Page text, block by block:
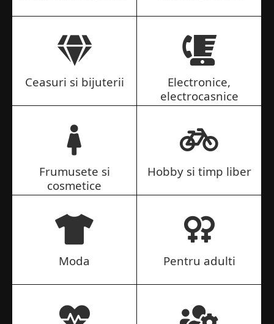
Ceasuri si bijuterii
Electronice,
electrocasnice
Frumusete si
cosmetice
Hobby si timp liber
Moda Pentru adulti